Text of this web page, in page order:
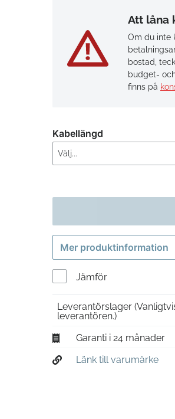
Att låna
Om du inte
bostad,
budget-
finns på
Kabellängd
Mer produktinformation
Jämför
Leverantörslager
leverantören.)
Garanti i 24 månader
Länk till varumärke